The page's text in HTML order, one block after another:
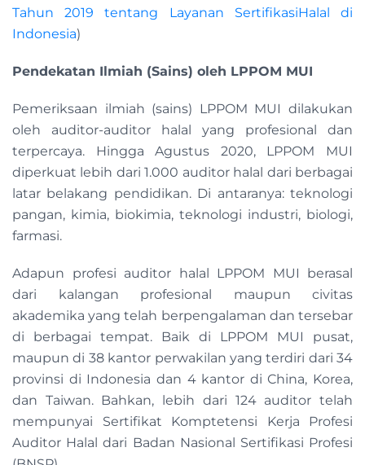
Tahun 2019 tentang Layanan SertifikasiHalal di
Indonesia)
Pendekatan Ilmiah (Sains) oleh LPPOM MUI
Pemeriksaan ilmiah (sains) LPPOM MUI dilakukan
oleh auditor-auditor halal yang profesional dan
terpercaya. Hingga Agustus 2020, LPPOM MUI
diperkuat lebih dari 1.000 auditor halal dari berbagai
latar belakang pendidikan. Di antaranya: teknologi
pangan, kimia, biokimia, teknologi industri, biologi,
farmasi.
Adapun profesi auditor halal LPPOM MUI berasal
dari kalangan profesional maupun civitas
akademika yang telah berpengalaman dan tersebar
di berbagai tempat. Baik di LPPOM MUI pusat,
maupun di 38 kantor perwakilan yang terdiri dari 34
provinsi di Indonesia dan 4 kantor di China, Korea,
dan Taiwan. Bahkan, lebih dari 124 auditor telah
mempunyai Sertifikat Komptetensi Kerja Profesi
Auditor Halal dari Badan Nasional Sertifikasi Profesi